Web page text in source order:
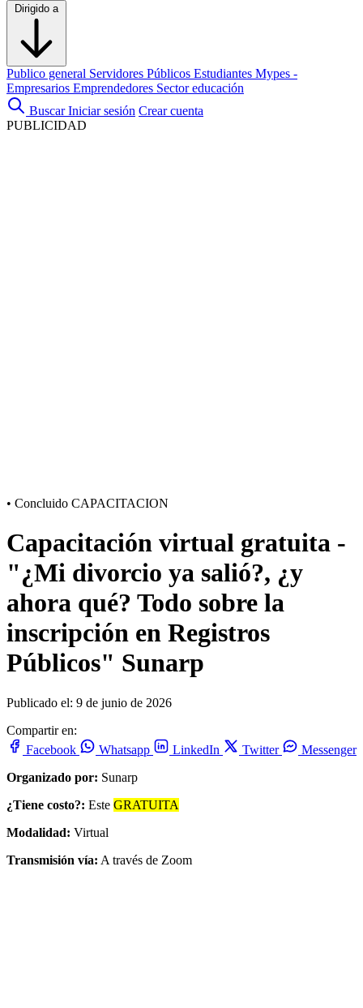
Dirigido a
Publico general Servidores Públicos Estudiantes Mypes -
Empresarios Emprendedores Sector educación
Buscar Iniciar sesión Crear cuenta
PUBLICIDAD
• Concluido CAPACITACION
Capacitación virtual gratuita -
"¿Mi divorcio ya salió?, ¿y
ahora qué? Todo sobre la
inscripción en Registros
Públicos" Sunarp
Publicado el: 9 de junio de 2026
Compartir en:
Facebook
Whatsapp LinkedIn Twitter
Messenger
Organizado por: Sunarp
¿Tiene costo?: Este GRATUITA
Modalidad: Virtual
Transmisión vía: A través de Zoom